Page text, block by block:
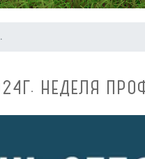
НЕДЕЛЯ